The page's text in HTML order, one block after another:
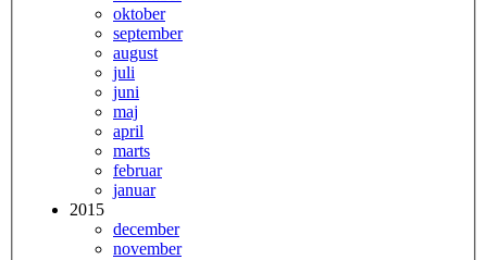
oktober
september
august
juli
juni
maj
april
marts
februar
januar
2015
december
november